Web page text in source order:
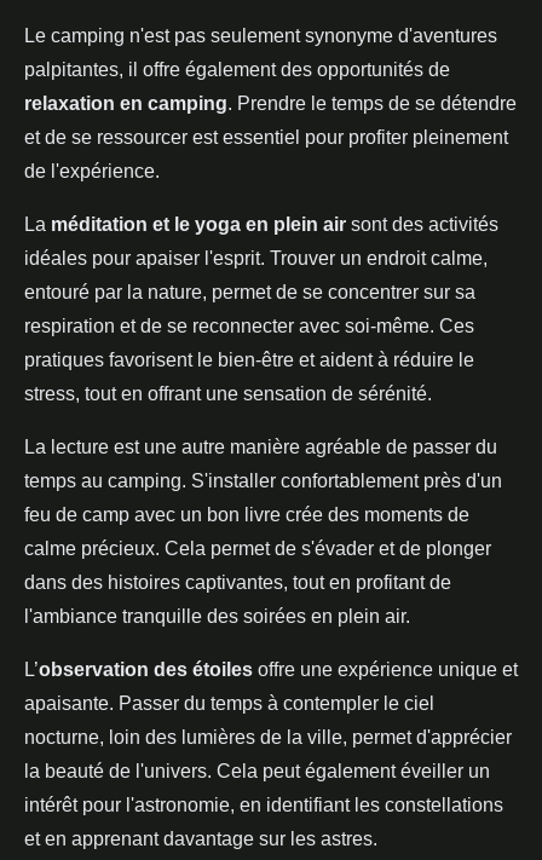
Le camping n'est pas seulement synonyme d'aventures
palpitantes, il offre également des opportunités de
relaxation en camping. Prendre le temps de se détendre
et de se ressourcer est essentiel pour profiter pleinement
de l'expérience.
La méditation et le yoga en plein air sont des activités
idéales pour apaiser l'esprit. Trouver un endroit calme,
entouré par la nature, permet de se concentrer sur sa
respiration et de se reconnecter avec soi-même. Ces
pratiques favorisent le bien-être et aident à réduire le
stress, tout en offrant une sensation de sérénité.
La lecture est une autre manière agréable de passer du
temps au camping. S'installer confortablement près d'un
feu de camp avec un bon livre crée des moments de
calme précieux. Cela permet de s'évader et de plonger
dans des histoires captivantes, tout en profitant de
l'ambiance tranquille des soirées en plein air.
L’observation des étoiles offre une expérience unique et
apaisante. Passer du temps à contempler le ciel
nocturne, loin des lumières de la ville, permet d'apprécier
la beauté de l'univers. Cela peut également éveiller un
intérêt pour l'astronomie, en identifiant les constellations
et en apprenant davantage sur les astres.